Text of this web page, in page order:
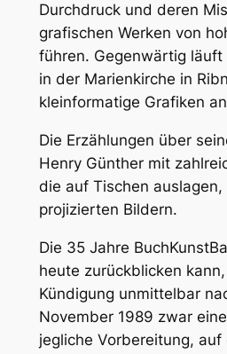
Durchdruck und deren
grafischen Werken von
führen. Gegenwärtig läuft
in der Marienkirche in
kleinformatige Grafiken
Die Erzählungen über
Henry Günther mit
die auf Tischen
projizierten Bildern.
Die 35 Jahre
heute zurückblicken
Kündigung unmittelbar
November 1989 zwar
jegliche Vorbereitung,